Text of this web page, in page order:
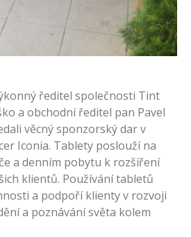
ředitel společnosti Tint
a obchodní ředitel pan Pavel
věcný sponzorský dar v
Iconia. Tablety poslouží na
a denním pobytu k rozšíření
klientů. Používání tabletů
a podpoří klienty v rozvoji
a poznávání světa kolem